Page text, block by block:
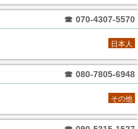
☎ 070-4307-5570
日本人
☎ 080-7805-6948
その他